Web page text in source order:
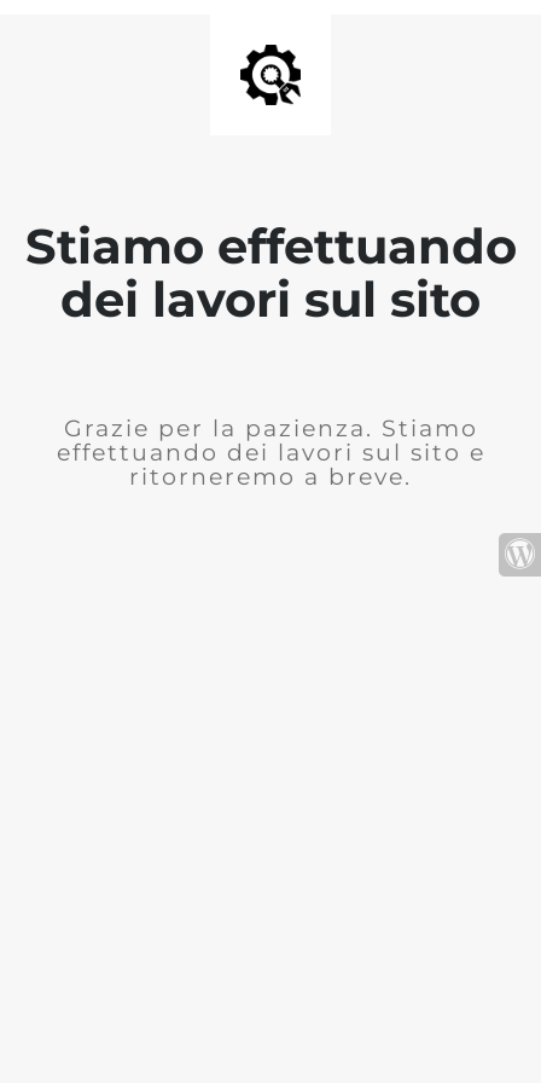
Stiamo effettuando
dei lavori sul sito
Grazie per la pazienza. Stiamo
effettuando dei lavori sul sito e
ritorneremo a breve.